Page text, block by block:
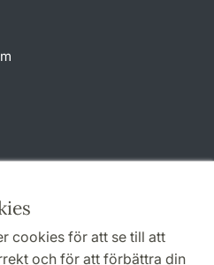
cookies för att se till att
och för att förbättra din